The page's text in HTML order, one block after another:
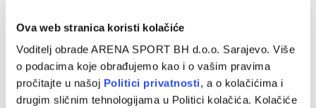
Ova web stranica koristi kolačiće
Voditelj obrade ARENA SPORT BH d.o.o. Sarajevo. Više
o podacima koje obrađujemo kao i o vašim pravima
pročitajte u našoj Politici privatnosti, a o kolačićima i
drugim sličnim tehnologijama u Politici kolačića. Kolačiće
Kurtinaitis objavio spisak za Tursku i BiH, Litvanci